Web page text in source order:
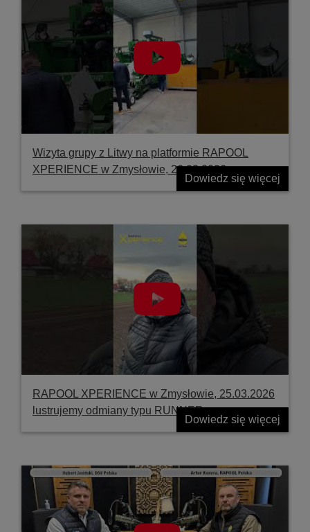
Wizyta grupy z Litwy na platformie RAPOOL
XPERIENCE w Zmysłowie, 26.03.2026
Dowiedz się więcej
RAPOOL XPERIENCE w Zmysłowie, 25.03.2026
lustrujemy odmiany typu RUNNER
Dowiedz się więcej